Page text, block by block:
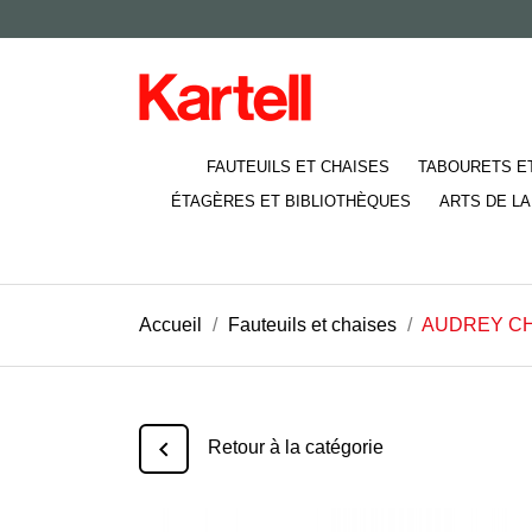
FAUTEUILS ET CHAISES
TABOURETS
ÉTAGÈRES ET BIBLIOTHÈQUES
ARTS DE
Accueil Fauteuils et chaises AUDREY
 Retour à la catégorie